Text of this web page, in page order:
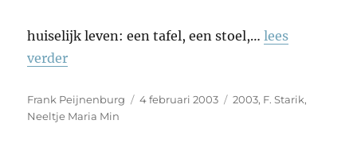
huiselijk leven: een tafel, een stoel,…lees
verder
Auteur
Frank Peijnenburg
Geplaatst
4 februari 2003 Tags
2003, F. Starik,
Neeltje Maria Min